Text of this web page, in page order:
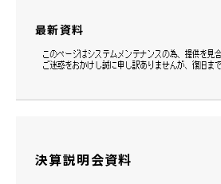
最新資料
決算説明会資料